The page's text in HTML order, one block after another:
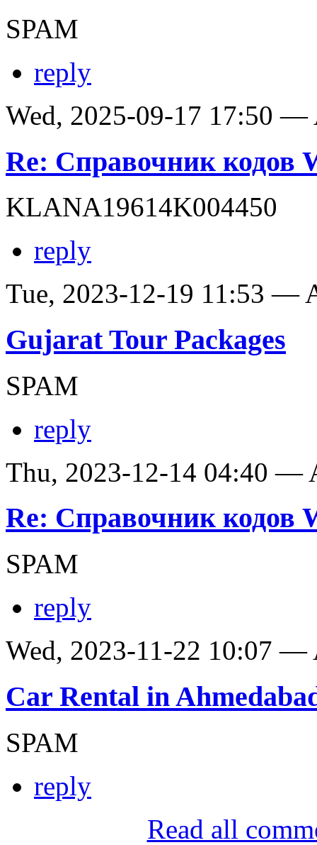
SPAM
reply
Wed, 2025-09-17 17:50 —
Re: Справочник кодов
KLANA19614K004450
reply
Tue, 2023-12-19 11:53 —
Gujarat Tour Packages
SPAM
reply
Thu, 2023-12-14 04:40 —
Re: Справочник кодов
SPAM
reply
Wed, 2023-11-22 10:07 —
Car Rental in
SPAM
reply
Read all